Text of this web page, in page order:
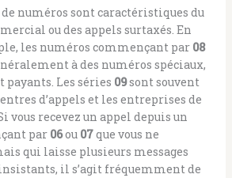
numéros sont caractéristiques du
ou des appels surtaxés. En
les numéros commençant par 08
à des numéros spéciaux,
Les séries 09sont souvent
d’appels et les entreprises de
vous recevez un appel depuis un
par 06ou 07que vous ne
qui laisse plusieurs messages
insistants, il s’agit fréquemment de